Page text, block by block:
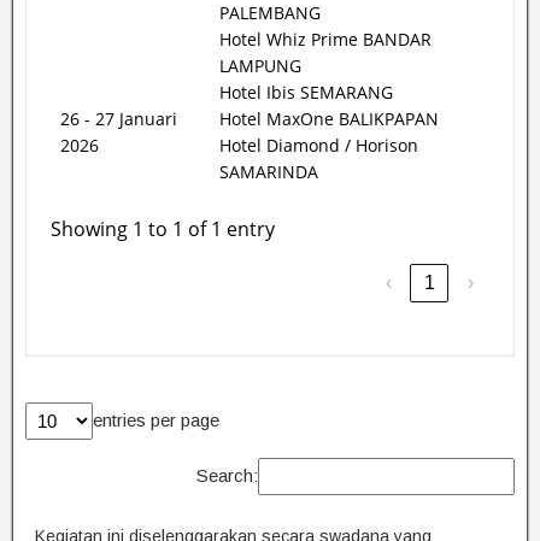
26 - 27 Januari
2026
PALEMBANG
Hotel Whiz Prime BANDAR
LAMPUNG
Hotel Ibis SEMARANG
Hotel MaxOne BALIKPAPAN
Hotel Diamond / Horison
SAMARINDA
Showing 1 to 1 of 1 entry
‹ 1 ›
entries per page
Search:
Kegiatan ini diselenggarakan secara swadana yang